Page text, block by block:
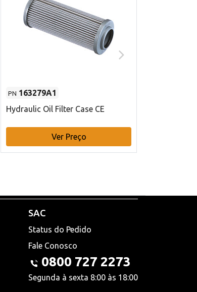
PN 163279A1
Hydraulic Oil Filter Case CE
Ver Preço
SAC
Status do Pedido
Fale Conosco
0800 727 2273
Segunda à sexta 8:00 às 18:00